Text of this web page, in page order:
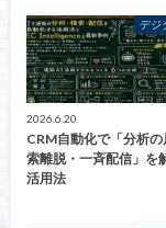
デジ
2026.6.20
CRM自動化で「分析
索離脱・一斉配信」を
活用法